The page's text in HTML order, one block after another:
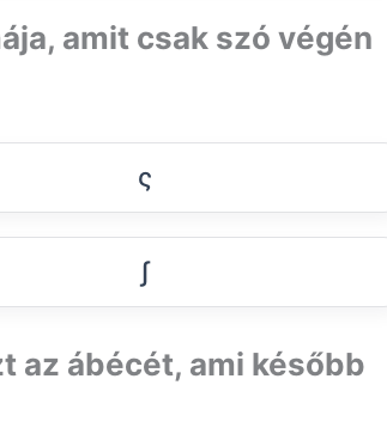
amit csak szó végén
ς
ʃ
az ábécét, ami később